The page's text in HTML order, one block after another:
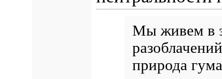
Мы живем в
природа